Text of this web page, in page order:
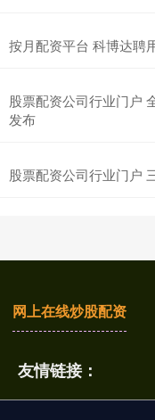
按月配资平台 科博达聘
股票配资公司行业门户
发布
股票配资公司行业门户
网上在线炒股配资
友情链接：